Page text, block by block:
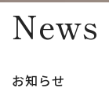
News
お知らせ